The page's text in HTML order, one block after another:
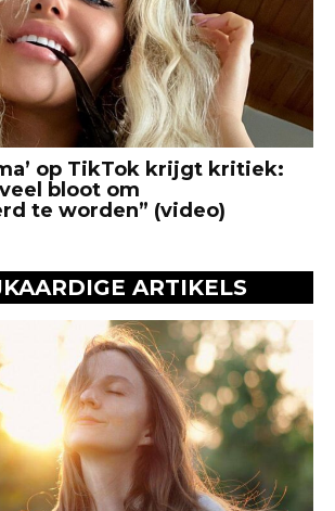
op TikTok krijgt kritiek:
bloot om
te worden” (video)
ARTIKELS